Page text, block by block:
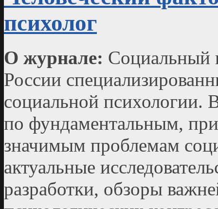
психолог
О журнале: Социальный
России
социальной психологии.
по фундаментальным,
значимым проблемам
актуальные
разработки, обзоры